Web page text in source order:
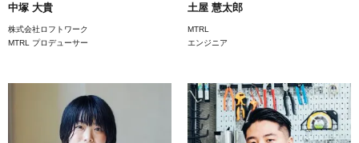
中塚 大貴
株式会社ロフトワーク
MTRL プロデューサー
土屋 慧太郎
MTRL
エンジニア